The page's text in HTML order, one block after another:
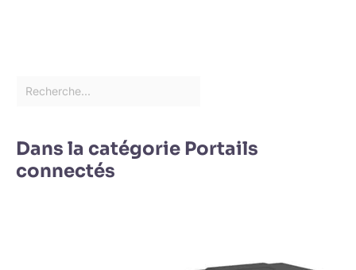
Dans la catégorie Portails
connectés